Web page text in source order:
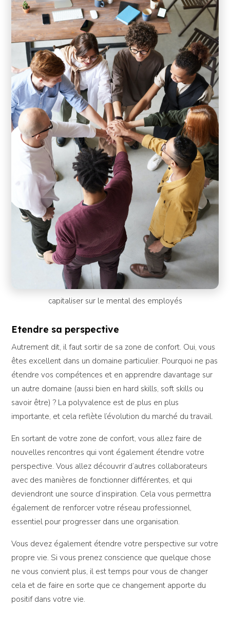
capitaliser sur le mental des employés
Etendre sa perspective
Autrement dit, il faut sortir de sa zone de confort. Oui, vous
êtes excellent dans un domaine particulier. Pourquoi ne pas
étendre vos compétences et en apprendre davantage sur
un autre domaine (aussi bien en hard skills, soft skills ou
savoir être) ? La polyvalence est de plus en plus
importante, et cela reflète l’évolution du marché du travail.
En sortant de votre zone de confort, vous allez faire de
nouvelles rencontres qui vont également étendre votre
perspective. Vous allez découvrir d’autres collaborateurs
avec des manières de fonctionner différentes, et qui
deviendront une source d’inspiration. Cela vous permettra
également de renforcer votre réseau professionnel,
essentiel pour progresser dans une organisation.
Vous devez également étendre votre perspective sur votre
propre vie. Si vous prenez conscience que quelque chose
ne vous convient plus, il est temps pour vous de changer
cela et de faire en sorte que ce changement apporte du
positif dans votre vie.